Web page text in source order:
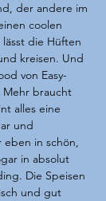
der andere im
coolen
die Hüften
kreisen. Und
von Easy-
Mehr braucht
alles eine
und
in schön,
in absolut
Die Speisen
und gut